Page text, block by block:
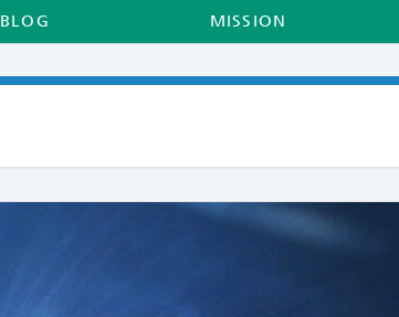
BLOG MISSION